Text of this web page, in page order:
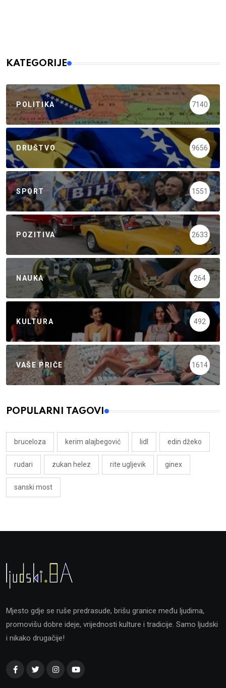
KATEGORIJE
POLITIKA 7140
DRUŠTVO 9656
SPORT 1551
POZITIVA 2633
NAUKA 264
KULTURA 492
VAŠE PRIČE 1614
POPULARNI TAGOVI
bruceloza kerim alajbegović lidl edin džeko
rudari zukan helez rite ugljevik ginex
sanski most
Mjesto gdje se ruše predrasude, brišu granice među ljudima,
promovišu dobre ideje, vrijednosti kulture i tradicije. Samo ljudski
i nikako drugačije!